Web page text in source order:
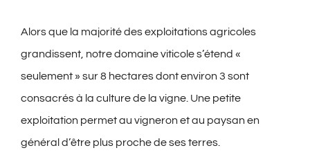
Alors que la majorité des exploitations agricoles
grandissent, notre domaine viticole s’étend «
seulement » sur 8 hectares dont environ 3 sont
consacrés à la culture de la vigne. Une petite
exploitation permet au vigneron et au paysan en
général d’être plus proche de ses terres.